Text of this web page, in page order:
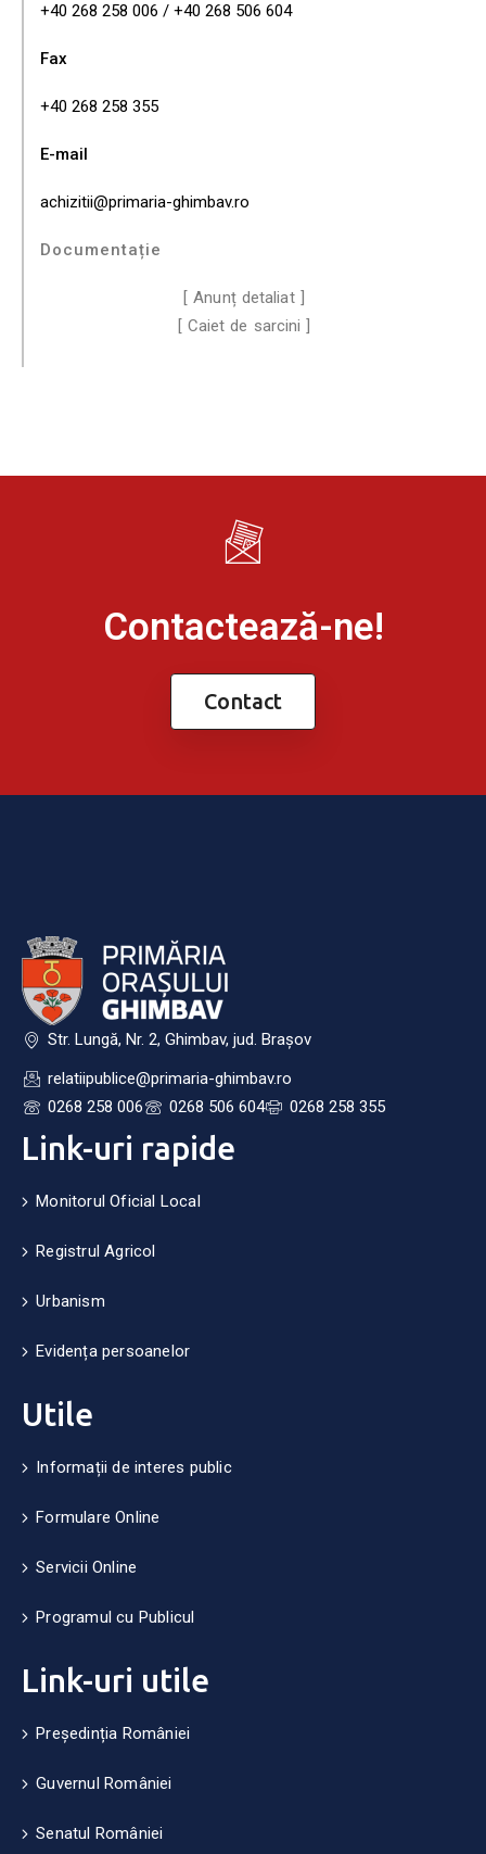
+40 268 258 006 / +40 268 506 604
Fax
+40 268 258 355
E-mail
achizitii@primaria-ghimbav.ro
Documentație
[ Anunț detaliat ]
[ Caiet de sarcini ]
Contactează-ne!
Contact
Str. Lungă, Nr. 2, Ghimbav, jud. Brașov
relatiipublice@primaria-ghimbav.ro
0268 258 006
0268 506 604 0268 258 355
Link-uri rapide
Monitorul Oficial Local
Registrul Agricol
Urbanism
Evidența persoanelor
Utile
Informații de interes public
Formulare Online
Servicii Online
Programul cu Publicul
Link-uri utile
Președinția României
Guvernul României
Senatul României